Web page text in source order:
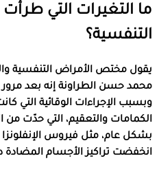
ما التغيرات التي
التنفسية؟
يقول مختص الأمراض التنفسية
محمد حسن الطراونة إنه بعد
وبسبب الإجراءات الوقائية التي
الكمامات والتعقيم، التي حدّت
بشكل عام، مثل فيروس
انخفضت تراكيز الأجسام المضادة